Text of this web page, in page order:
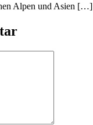
Alpen und Asien […]